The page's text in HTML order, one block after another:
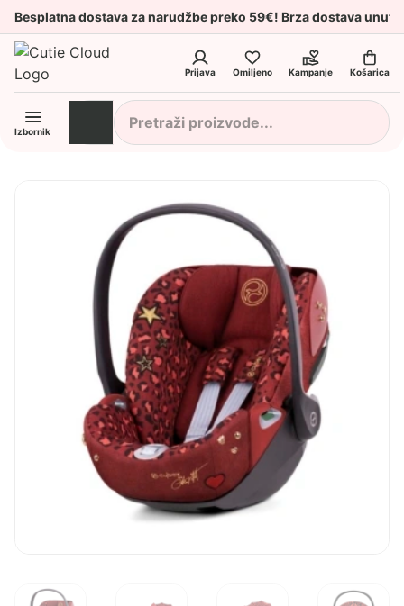
Besplatna dostava za narudžbe preko 59€! Brza dostava
Prijava Omiljeno Kampanje Košarica
Izbornik